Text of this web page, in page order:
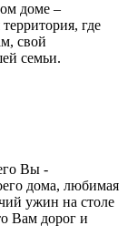
доме –
где
свой
семьи.
Вы -
дома, любимая
ужин на столе
Вам дорог и